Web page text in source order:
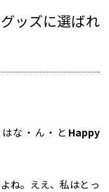
ッズに選ばれ
な・ん・と Happy
ね。ええ、私はとっ